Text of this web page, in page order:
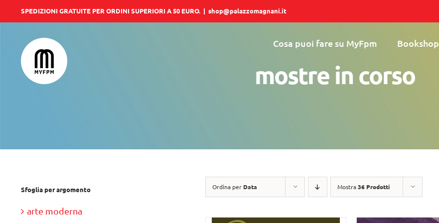
al
contenuto
SPEDIZIONI GRATUITE PER ORDINI SUPERIORI A 50 EURO. | shop@palazzomagnani.it
Cosa puoi fare su MyFpm Bookshop
mostre in corso
Ordina per Data Mostra36 Prodotti
Sfoglia per argomento
arte moderna